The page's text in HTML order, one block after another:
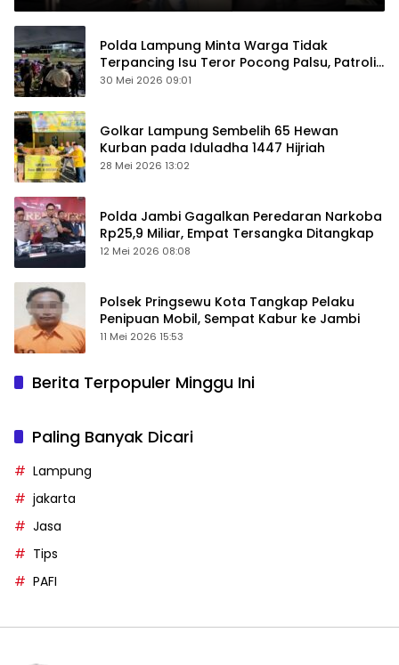
Polda Lampung Minta Warga Tidak
Terpancing Isu Teror Pocong Palsu, Patroli
Keamanan Ditingkatkan
30 Mei 2026 09:01
Golkar Lampung Sembelih 65 Hewan
Kurban pada Iduladha 1447 Hijriah
28 Mei 2026 13:02
Polda Jambi Gagalkan Peredaran Narkoba
Rp25,9 Miliar, Empat Tersangka Ditangkap
12 Mei 2026 08:08
Polsek Pringsewu Kota Tangkap Pelaku
Penipuan Mobil, Sempat Kabur ke Jambi
11 Mei 2026 15:53
Berita Terpopuler Minggu Ini
Paling Banyak Dicari
Lampung
jakarta
Jasa
Tips
PAFI